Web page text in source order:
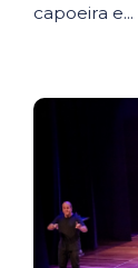
capoeira e...